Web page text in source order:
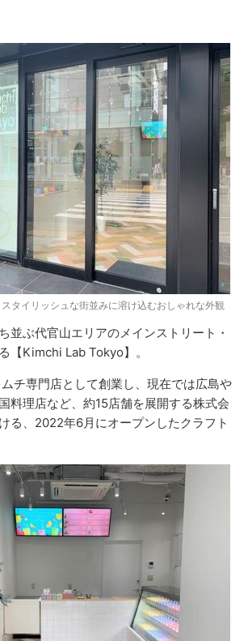
タイリッシュな街並みに溶け込むおしゃれな外観
並ぶ代官山エリアのメインストリート・
【Kimchi Lab Tokyo】。
チ専門店として創業し、現在では広島や
料理店など、約15店舗を展開する株式会
る、2022年6月にオープンしたクラフト